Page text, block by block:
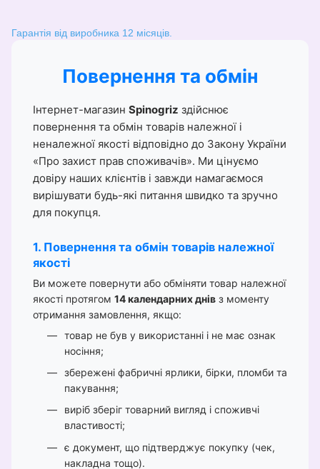
Гарантія від виробника 12 місяців.
Повернення та обмін
Інтернет-магазин Spinogriz здійснює
повернення та обмін товарів належної і
неналежної якості відповідно до Закону України
«Про захист прав споживачів». Ми цінуємо
довіру наших клієнтів і завжди намагаємося
вирішувати будь-які питання швидко та зручно
для покупця.
1. Повернення та обмін товарів належної
якості
Ви можете повернути або обміняти товар належної
якості протягом 14 календарних днів з моменту
отримання замовлення, якщо:
товар не був у використанні і не має ознак
носіння;
збережені фабричні ярлики, бірки, пломби та
пакування;
виріб зберіг товарний вигляд і споживчі
властивості;
є документ, що підтверджує покупку (чек,
накладна тощо).